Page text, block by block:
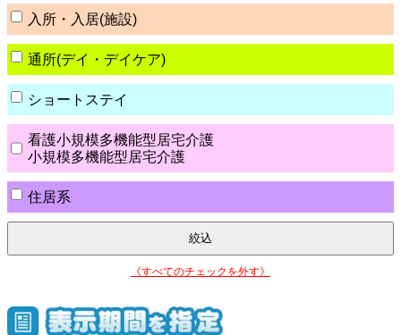
入所・入居(施設)
通所(デイ・デイケア)
ショートステイ
看護小規模多機能型居宅介護
小規模多機能型居宅介護
住居系
《すべてのチェックを外す》